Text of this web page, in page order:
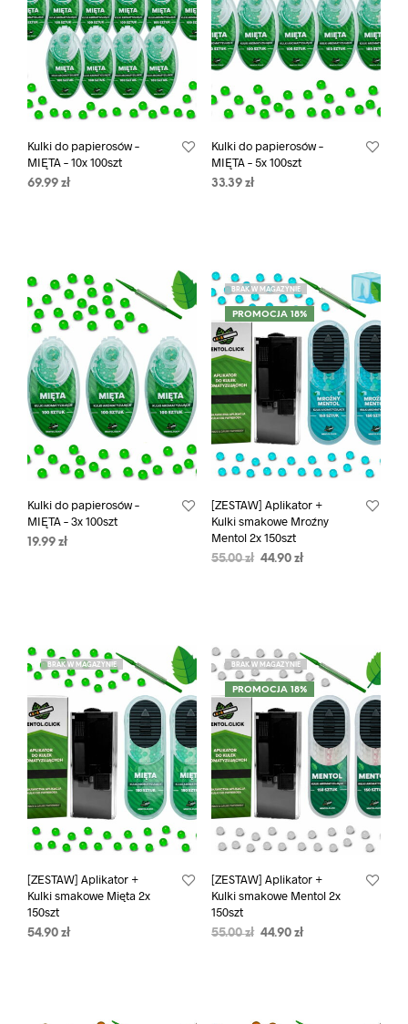
Kulki do papierosów –
MIĘTA – 10x 100szt
69.99 zł
Kulki do papierosów –
MIĘTA – 5x 100szt
33.39 zł
Kulki do papierosów –
MIĘTA – 3x 100szt
19.99 zł
BRAK W MAGAZYNIE
PROMOCJA 18%
[ZESTAW] Aplikator +
Kulki smakowe Mroźny
Mentol 2x 150szt
55.00zł 44.90 zł
BRAK W MAGAZYNIE
[ZESTAW] Aplikator +
Kulki smakowe Mięta 2x
150szt
54.90 zł
BRAK W MAGAZYNIE
PROMOCJA 18%
[ZESTAW] Aplikator +
Kulki smakowe Mentol 2x
150szt
55.00zł 44.90 zł